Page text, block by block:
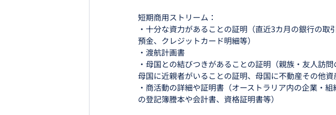
短期商用ストリーム：
・十分な資力があることの証明（直近3カ月の銀行の
預金、クレジットカード明細等）
・渡航計画書
・母国との結びつきがあることの証明（親族・友人訪
母国に近親者がいることの証明、母国に不動産その他資
・商活動の詳細や証明書（オーストラリア内の企業・
の登記簿謄本や会計書、資格証明書等）